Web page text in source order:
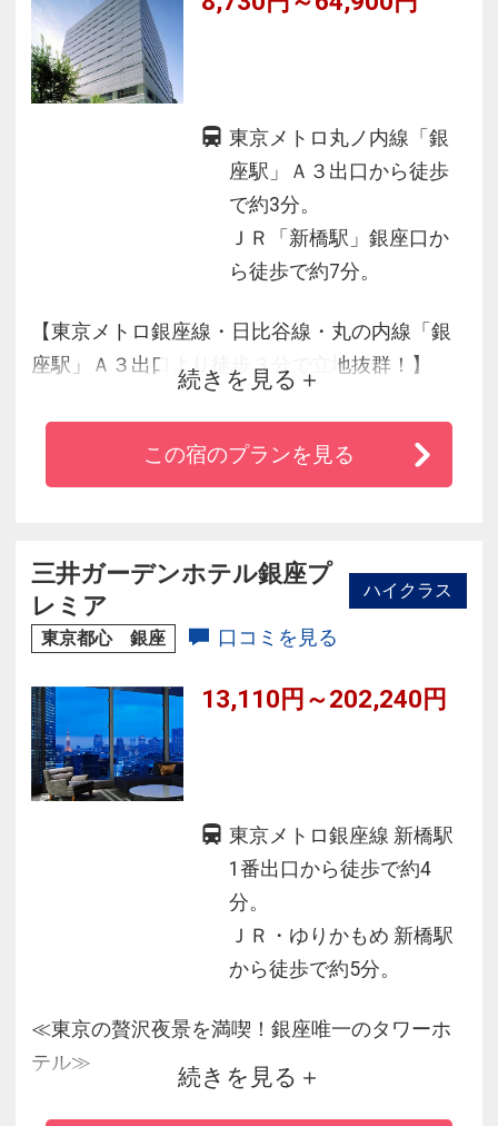
東京メトロ丸ノ内線「銀
座駅」Ａ３出口から徒歩
で約3分。
ＪＲ「新橋駅」銀座口か
ら徒歩で約7分。
【東京メトロ銀座線・日比谷線・丸の内線「銀
座駅」Ａ３出口より徒歩３分で立地抜群！】
◆２０１６年６月全室リニューアル完了！
◆全客室・ロビー周辺でＷｉ－Ｆｉ接続無料♪
◆ご宿泊者専用ラウンジにてコーヒーをご用
ト等アイテム多数のレディースルームも有♪
続きを見る
この宿のプランを見る
三井ガーデンホテル銀座プ
レミア
ハイクラス
東京都心 銀座 口コミを見る
13,110円～202,240円
東京メトロ銀座線 新橋駅
1番出口から徒歩で約4
分。
ＪＲ・ゆりかもめ 新橋駅
から徒歩で約5分。
≪東京の贅沢夜景を満喫！銀座唯一のタワーホ
テル≫
◆お部屋は17階以上の高層階！客室からは視界
続きを見る